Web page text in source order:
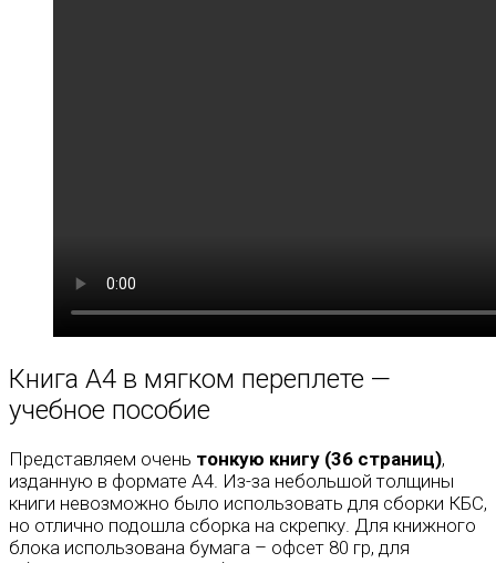
Книга А4 в мягком переплете —
учебное пособие
Представляем очень тонкую книгу (36 страниц),
изданную в формате А4. Из-за небольшой толщины
книги невозможно было использовать для сборки КБС,
но отлично подошла сборка на скрепку. Для книжного
блока использована бумага – офсет 80 гр, для